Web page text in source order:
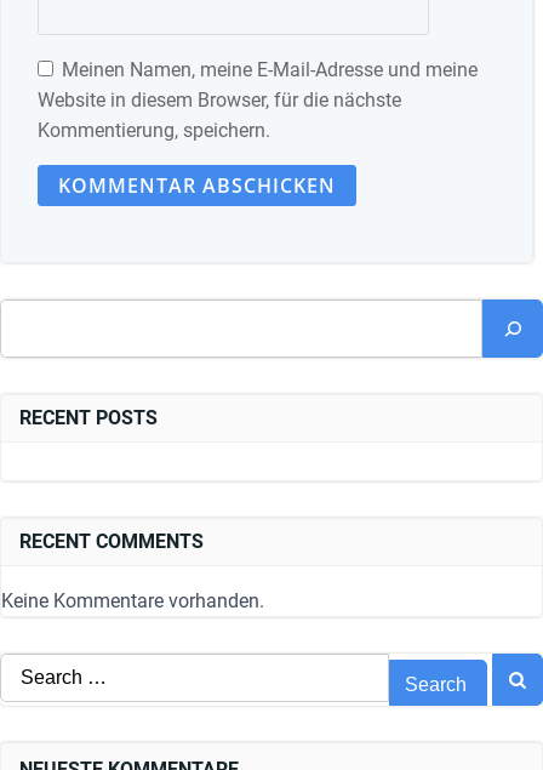
Meinen Namen, meine E-Mail-Adresse und meine
Website in diesem Browser, für die nächste
Kommentierung, speichern.
RECENT POSTS
RECENT COMMENTS
Keine Kommentare vorhanden.
Search
for: